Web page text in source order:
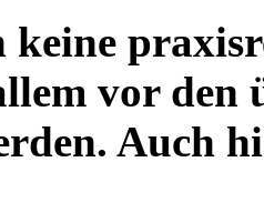
keine
vor den
Auch